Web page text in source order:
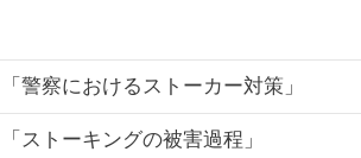
「警察におけるストーカー対策」
「ストーキングの被害過程」